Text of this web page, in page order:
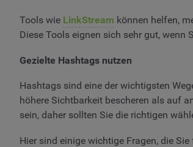
Tools wie LinkStream können helfen,
Diese Tools eignen sich sehr gut, wenn
Gezielte Hashtags nutzen
Hashtags sind eine der wichtigsten
höhere Sichtbarkeit bescheren als auf
sein, daher sollten Sie die richtigen
Hier sind einige wichtige Fragen, die